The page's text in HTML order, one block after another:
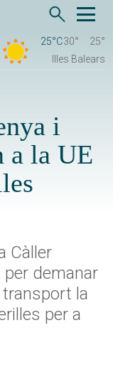
25°C30°
25°
Illes Balears
i
a la UE
Càller
demanar
la
per a